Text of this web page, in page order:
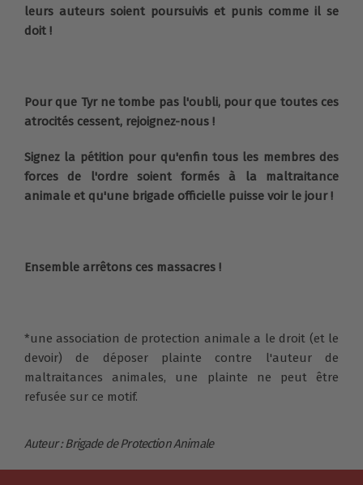
leurs auteurs soient poursuivis et punis comme il se
doit !
Pour que Tyr ne tombe pas l'oubli, pour que toutes ces
atrocités cessent, rejoignez-nous !
Signez la pétition pour qu'enfin tous les membres des
forces de l'ordre soient formés à la maltraitance
animale et qu'une brigade officielle puisse voir le jour !
Ensemble arrêtons ces massacres !
*une association de protection animale a le droit (et le
devoir) de déposer plainte contre l'auteur de
maltraitances animales, une plainte ne peut être
refusée sur ce motif.
Auteur : Brigade de Protection Animale